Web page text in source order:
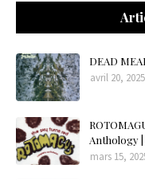
DEAD
avril 20, 2025
Anthology
mars 15,